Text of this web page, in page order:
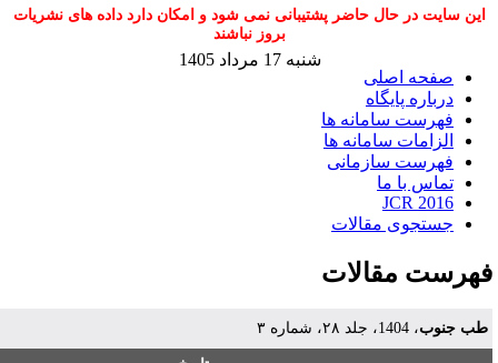
این سایت در حال حاضر پشتیبانی نمی شود و امکان دارد داده های نشریات
بروز نباشند
صفحه اصلی
درباره پایگاه
فهرست سامانه ها
الزامات سامانه ها
فهرست سازمانی
تماس با ما
JCR 2016
جستجوی مقالات
شنبه 17 مرداد 1405
مقالات
طب جنوب، 1404، جلد ۲۸، شماره ۳